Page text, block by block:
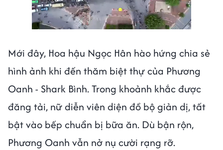
Mới đây, Hoa hậu Ngọc Hân hào hứng chia sẻ
hình ảnh khi đến thăm biệt thự của Phương
Oanh - Shark Bình. Trong khoảnh khắc được
đăng tải, nữ diễn viên diện đồ bộ giản dị, tất
bật vào bếp chuẩn bị bữa ăn. Dù bận rộn,
Phương Oanh vẫn nở nụ cười rạng rỡ.